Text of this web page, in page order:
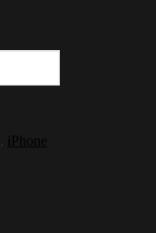
iPhone